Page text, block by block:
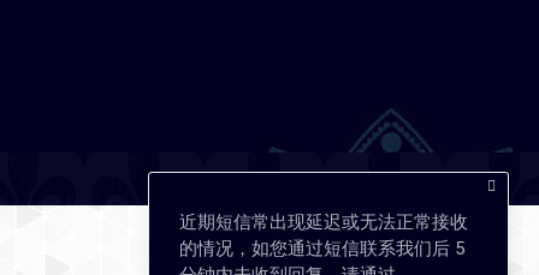
近期短信常出现延迟或无法正常接收
的情况，如您通过短信联系我们后 5